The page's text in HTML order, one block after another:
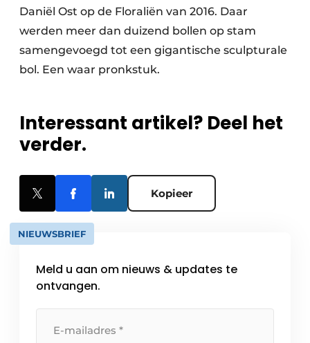
Daniël Ost op de Floraliën van 2016. Daar
werden meer dan duizend bollen op stam
samengevoegd tot een gigantische sculpturale
bol. Een waar pronkstuk.
Interessant artikel? Deel het
verder.
Kopieer
NIEUWSBRIEF
Meld u aan om nieuws & updates te
ontvangen.